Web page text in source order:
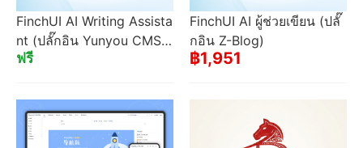
FinchUI AI Writing Assista
nt (ปลั๊กอิน Yunyou CMS)
ไซต์ส่งจำนวนมากหลายเว็บ
ฟรี
FinchUI AI ผู้ช่วยเขียน (ปลั๊
กอิน Z-Blog)
฿1,951